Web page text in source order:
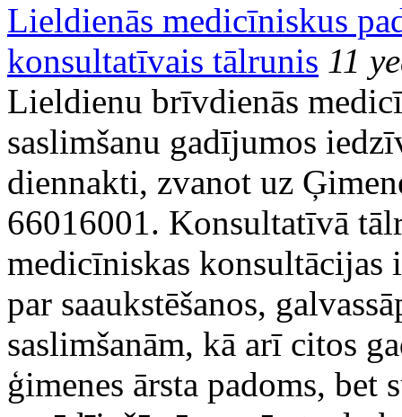
Lieldienās medicīniskus
konsultatīvais tālrunis 11
Lieldienu brīvdienās
saslimšanu gadījumos
diennakti, zvanot uz
66016001. Konsultatīvā
medicīniskas
par saaukstēšanos,
saslimšanām, kā arī citos
ģimenes ārsta padoms,